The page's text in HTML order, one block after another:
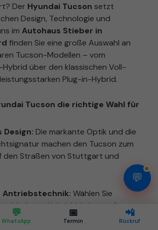
Der Hyundai Tucson setzt
Design, Technologie und
im Autohaus Stieber in
finden Sie eine große Auswahl an
Tucson-Modellen – vom
über den klassischen Voll-
Plug-in-Hybrid.
Tucson die richtige Wahl für
Design: Die markante Optik und die
machen den Tucson zum
den Straßen von Stuttgart und
Antriebstechnik: Wählen Sie
Hybrid-Varianten für
und geringen Verbrauch im
💬
WhatsApp
📅
Termin
📲
Rückruf
💬